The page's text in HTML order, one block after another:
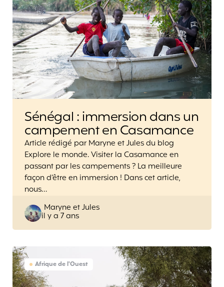
Sénégal : immersion dans un
campement en Casamance
Article rédigé par Maryne et Jules du blog
Explore le monde. Visiter la Casamance en
passant par les campements ? La meilleure
façon d’être en immersion ! Dans cet article,
nous…
Posted
by
Maryne et Jules
il y a 7 ans
Afrique de l'Ouest